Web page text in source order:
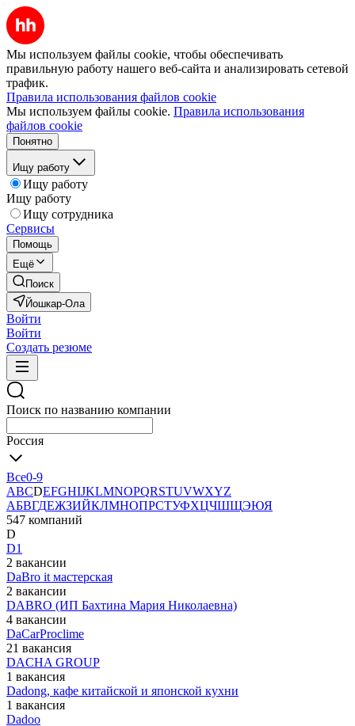
Мы используем файлы cookie, чтобы обеспечивать
правильную работу нашего веб-сайта и анализировать сетевой
трафик.
Правила использования файлов cookie
Мы используем файлы cookie. Правила использования
файлов cookie
Понятно
Ищу работу
Ищу работу
Ищу работу
Ищу сотрудника
Сервисы
Помощь
Ещё
Поиск
Йошкар-Ола
Войти
Войти
Создать резюме
Поиск по названию компании
Россия
Все0-9
ABCDEFGHIJKLMNOPQRSTUVWXYZ
АБВГДЕЖЗИЙКЛМНОПРСТУФХЦЧШЩЭЮЯ
547 компаний
D
D1
2 вакансии
DaBro it мастерская
2 вакансии
DABRO (ИП Бахтина Мария Николаевна)
4 вакансии
DaCarProclime
21 вакансия
DACHA GROUP
1 вакансия
Dadong, кафе китайской и японской кухни
1 вакансия
Dadoo